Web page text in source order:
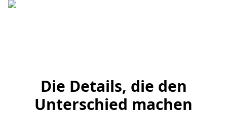
Die Details, die den
Unterschied machen